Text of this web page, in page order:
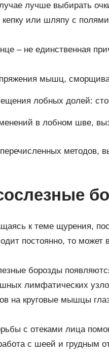
лучше выбирать
кепку или шляпу с
– не единственная
мышц,
лобных долей:
в лобном шве,
методов,
к теме щурения,
постоянно, то может
борозды
лимфатических
на круговые мышцы
с отеками лица
с шеей и грудным